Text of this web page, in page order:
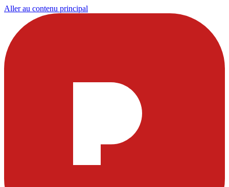
Aller au contenu principal